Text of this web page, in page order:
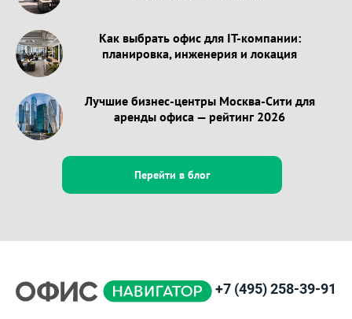
Как выбрать офис для IT-компании:
планировка, инженерия и локация
Лучшие бизнес-центры Москва-Сити для
аренды офиса — рейтинг 2026
Перейти в блог
+7 (495) 258-39-91